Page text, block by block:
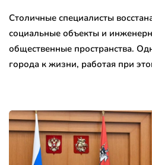
Столичные специалисты
социальные объекты и
общественные пространства.
города к жизни, работая при